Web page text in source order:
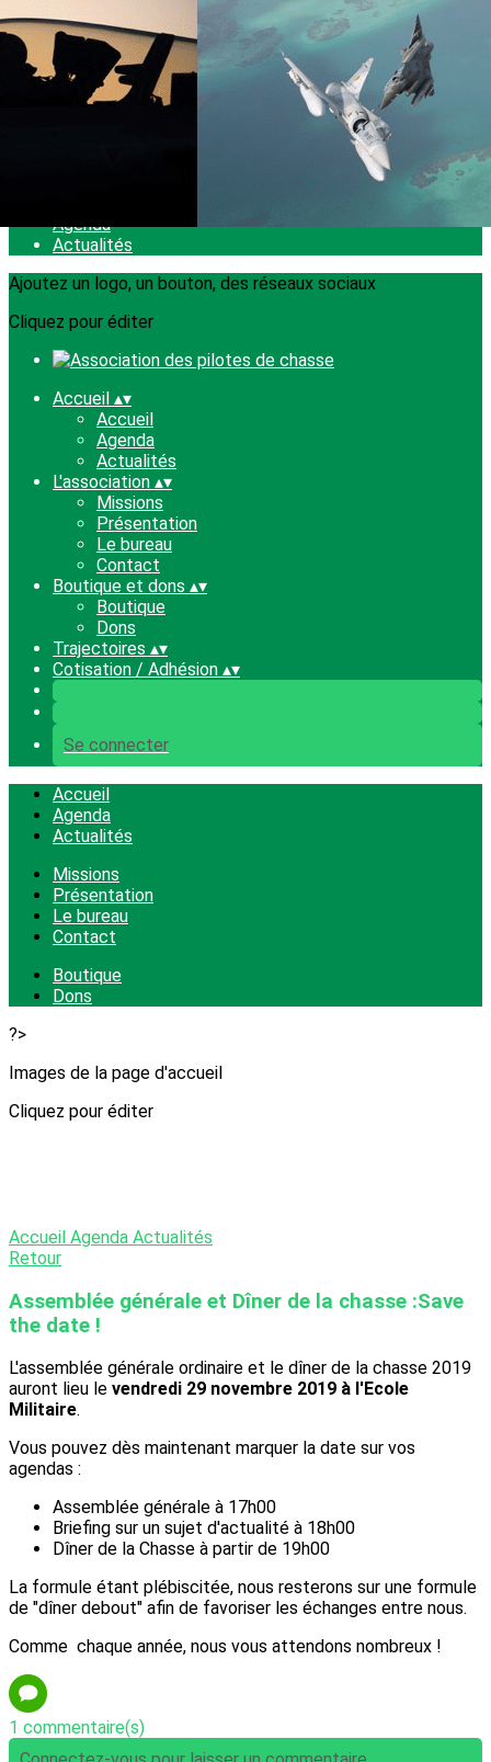
Exporter les lignes sélectionnées
Exporter toutes les colonnes
Exporter uniquement les colonnes affichées
Agenda
Actualités
Ajoutez un logo, un bouton, des réseaux sociaux
Cliquez pour éditer
Accueil ▴▾
Accueil
Agenda
Actualités
L'association ▴▾
Missions
Présentation
Le bureau
Contact
Boutique et dons ▴▾
Boutique
Dons
Trajectoires ▴▾
Cotisation / Adhésion ▴▾
Se connecter
Accueil
Agenda
Actualités
Missions
Présentation
Le bureau
Contact
Boutique
Dons
?>
Images de la page d'accueil
Cliquez pour éditer
Accueil Agenda Actualités
Retour
Assemblée générale et Dîner de la chasse :Save
the date !
L'assemblée générale ordinaire et le dîner de la chasse 2019
auront lieu le vendredi 29 novembre 2019 à l'Ecole
Militaire.
Vous pouvez dès maintenant marquer la date sur vos
agendas :
Assemblée générale à 17h00
Briefing sur un sujet d'actualité à 18h00
Dîner de la Chasse à partir de 19h00
La formule étant plébiscitée, nous resterons sur une formule
de "dîner debout" afin de favoriser les échanges entre nous.
Comme chaque année, nous vous attendons nombreux !
1 commentaire(s)